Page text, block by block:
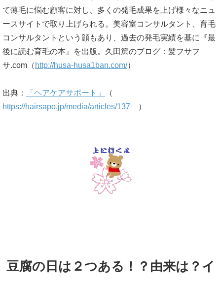
て薄毛に悩む顧客に対し、多くの発毛成果を上げ様々なニュ
ースサイトで取り上げられる。美容室コンサルタント、育毛
コンサルタントという顔もあり、過去の発毛実績を基に『最
後に読む育毛の本』を出版。久田篤のブログ：髪フサフ
サ.com（ http://husa-husa1ban.com/）
出典： 「ヘアケアサポート」
（
https://hairsapo.jp/media/articles/137 ）
豆腐の日は２つある！？由来は？イ